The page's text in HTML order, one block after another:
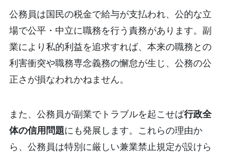
公務員は国民の税金で給与が支払われ、公的な立
場で公平・中立に職務を行う責務があります。副
業により私的利益を追求すれば、本来の職務との
利害衝突や職務専念義務の懈怠が生じ、公務の公
正さが損なわれかねません。
また、公務員が副業でトラブルを起こせば行政全
体の信用問題にも発展します。これらの理由か
ら、公務員は特別に厳しい兼業禁止規定が設けら